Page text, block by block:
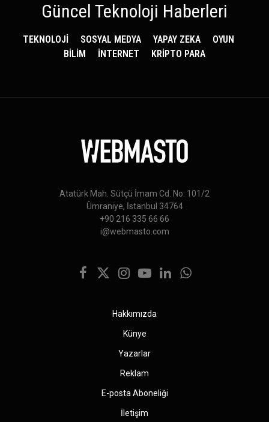
Güncel Teknoloji Haberleri
TEKNOLOJİ SOSYAL MEDYA YAPAY ZEKA
OYUN
BİLİM
İNTERNET KRİPTO PARA
Atatürk Mah. Sütçü İmam Cd. No: 101/2
Ümraniye, İstanbul 34764
+90 216 335 66 66
i@webmasto.com
Facebook
X
Instagram
YouTubeLinkedInWhatsApp
Hakkımızda
Künye
Yazarlar
Reklam
E-posta Aboneliği
İletişim